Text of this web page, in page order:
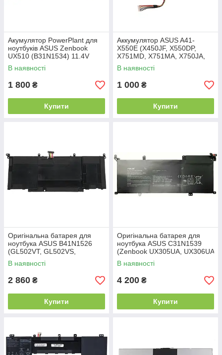
Акумулятор PowerPlant для
ноутбуків ASUS Zenbook
UX510 (B31N1534) 11.4V
4240mAh
В наявності
1 800 ₴
Купити
Аккумулятор ASUS A41-
X550E (X450JF, X550DP,
X751MD, X751MA, X750JA,
X751LA) 14.4V 2200mAh
Black
В наявності
1 000 ₴
Купити
Оригінальна батарея для
ноутбука ASUS B41N1526
(GL502VT, GL502VS,
GL502VM, FX502VD,
FX502VD) 15.2V 4240mAh
64Wh Black
В наявності
2 860 ₴
Купити
Оригінальна батарея для
ноутбука ASUS C31N1539
(Zenbook UX305UA, UX306UA
series) 11.55V 4940mAh
57Wh Black
В наявності
4 200 ₴
Купити